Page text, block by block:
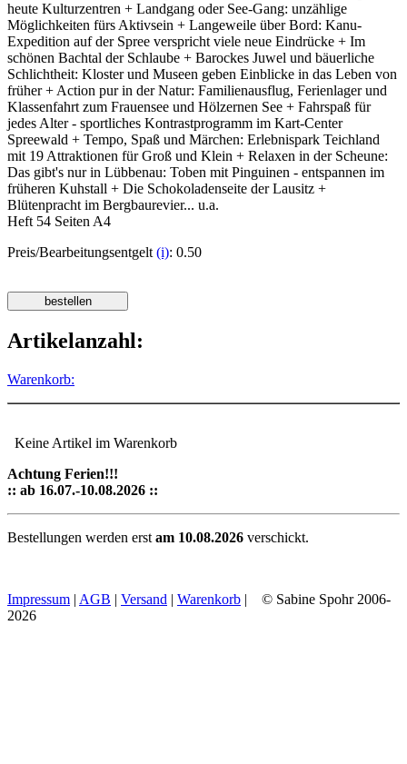
heute Kulturzentren + Landgang oder See-Gang: unzählige
Möglichkeiten fürs Aktivsein + Langeweile über Bord: Kanu-
Expedition auf der Spree verspricht viele neue Eindrücke + Im
schönen Bachtal der Schlaube + Barockes Juwel und bäuerliche
Schlichtheit: Kloster und Museen geben Einblicke in das Leben von
früher + Action pur in der Natur: Familienausflug, Ferienlager und
Klassenfahrt zum Frauensee und Hölzernen See + Fahrspaß für
jedes Alter - sportliches Kontrastprogramm im Kart-Center
Spreewald + Tempo, Spaß und Märchen: Erlebnispark Teichland
mit 19 Attraktionen für Groß und Klein + Relaxen in der Scheune:
Das gibt's nur in Lübbenau: Toben mit Pinguinen - entspannen im
früheren Kuhstall + Die Schokoladenseite der Lausitz +
Blütenpracht im Bergbaurevier... u.a.
Heft 54 Seiten A4
Preis/Bearbeitungsentgelt(i): 0.50
Artikelanzahl:
Warenkorb:
Keine Artikel im Warenkorb
Achtung Ferien!!!
:: ab 16.07.-10.08.2026 ::
Bestellungen werden erst am 10.08.2026 verschickt.
Impressum | AGB | Versand | Warenkorb | © Sabine Spohr 2006-
2026